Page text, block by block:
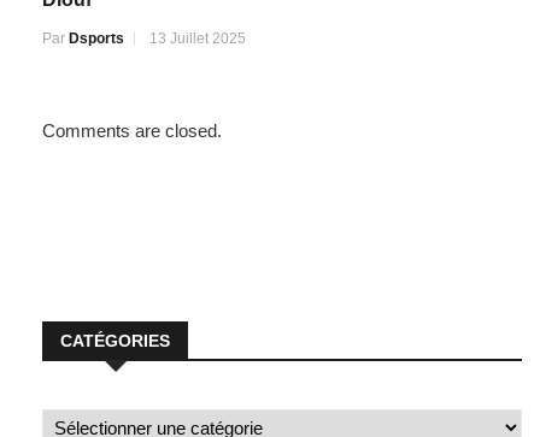
Par Dsports 13 Juillet 2025
Comments are closed.
CATÉGORIES